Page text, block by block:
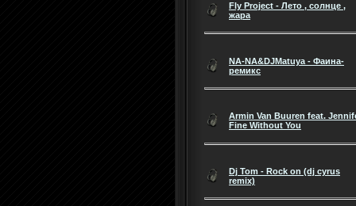
Fly Project - Лето , солнце ,
жара
NA-NA&DJMatuya - Фаина-
ремикс
Armin Van Buuren feat.
Fine Without You
Dj Tom - Rock on (dj cyrus
remix)